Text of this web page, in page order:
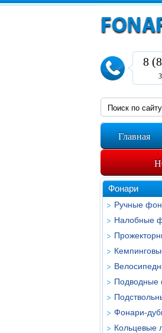
8
Главная
Фонари
Ручные
Налобные
Подводные
Фонари-
Кольцевые